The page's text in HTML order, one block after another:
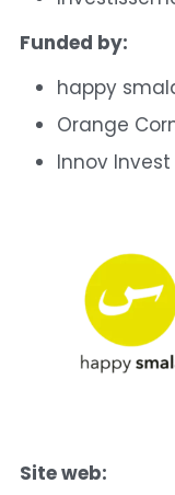
Funded by:
happy
Orange
Innov Invest
Site web: